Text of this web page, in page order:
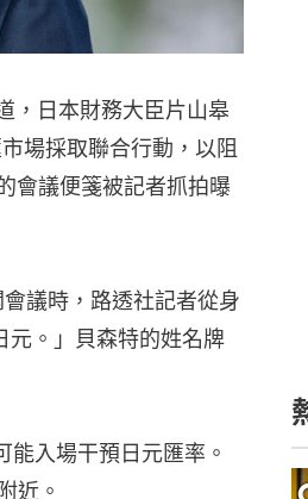
，日本財務大臣片山皋
場採取聯合行動，以阻
會議便箋被記者抓拍曝
議時，路透社記者從身
元。」貝森特的姓名牌
入場干預日元匯率。
近。